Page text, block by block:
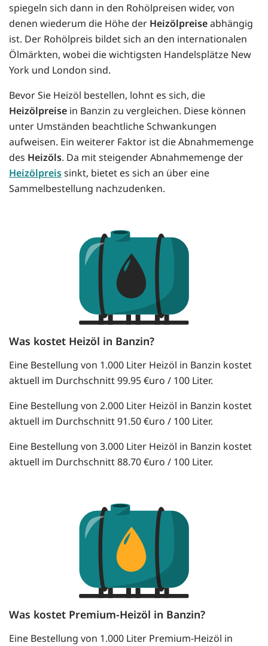
spiegeln sich dann in den Rohölpreisen wider, von
denen wiederum die Höhe der Heizölpreiseabhängig
ist. Der Rohölpreis bildet sich an den internationalen
Ölmärkten, wobei die wichtigsten Handelsplätze New
York und London sind.
Bevor Sie Heizöl bestellen, lohnt es sich, die
Heizölpreise in Banzin zu vergleichen. Diese können
unter Umständen beachtliche Schwankungen
aufweisen. Ein weiterer Faktor ist die Abnahmemenge
des Heizöls. Da mit steigender Abnahmemenge der
Heizölpreissinkt, bietet es sich an über eine
Sammelbestellung nachzudenken.
Was kostet Heizöl in Banzin?
Eine Bestellung von 1.000 Liter Heizöl in Banzin kostet
aktuell im Durchschnitt 99.95 €uro / 100 Liter.
Eine Bestellung von 2.000 Liter Heizöl in Banzin kostet
aktuell im Durchschnitt 91.50 €uro / 100 Liter.
Eine Bestellung von 3.000 Liter Heizöl in Banzin kostet
aktuell im Durchschnitt 88.70 €uro / 100 Liter.
Was kostet Premium-Heizöl in Banzin?
Eine Bestellung von 1.000 Liter Premium-Heizöl in